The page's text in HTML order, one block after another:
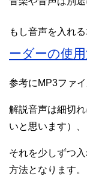
もし音声を入れ
ーダーの使
参考にMP3ファ
解説音声は細切
いと思います）、
それを少しずつ
方法となります。